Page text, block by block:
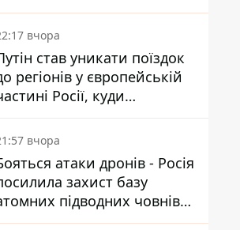
вчора
став уникати поїздок
регіонів у європейській
Росії, куди
долітають дрони
вчора
атаки дронів - Росія
захист базу
підводних човнів
7400 км від України